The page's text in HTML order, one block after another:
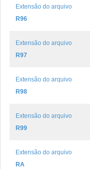
Extensão do arquivo
R96
Extensão do arquivo
R97
Extensão do arquivo
R98
Extensão do arquivo
R99
Extensão do arquivo
RA